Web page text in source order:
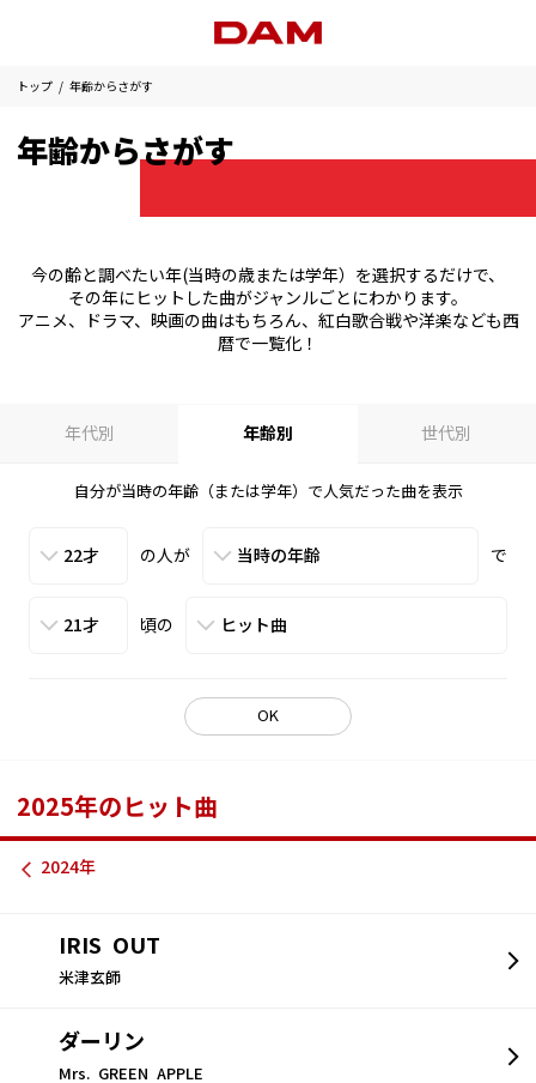
トップ 年齢からさがす
年齢からさがす
今の齢と調べたい年(当時の歳または学年）を選択するだけで、
その年にヒットした曲がジャンルごとにわかります。
アニメ、ドラマ、映画の曲はもちろん、紅白歌合戦や洋楽なども西
暦で一覧化！
年代別 年齢別 世代別
自分が当時の年齢（または学年）で人気だった曲を表示
の人が で
頃の
OK
2025年のヒット曲
2024年
IRIS OUT
米津玄師
ダーリン
Mrs. GREEN APPLE